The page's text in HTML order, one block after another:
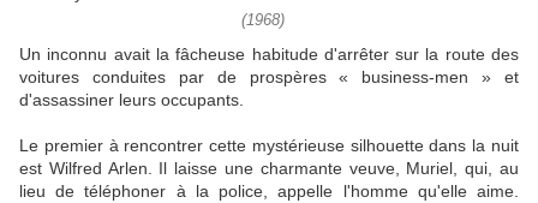
(1968)
Un inconnu avait la fâcheuse habitude d'arrêter sur la route des
voitures conduites par de prospères « business-men » et
d'assassiner leurs occupants.
Le premier à rencontrer cette mystérieuse silhouette dans la nuit
est Wilfred Arlen. Il laisse une charmante veuve, Muriel, qui, au
lieu de téléphoner à la police, appelle l'homme qu'elle aime.